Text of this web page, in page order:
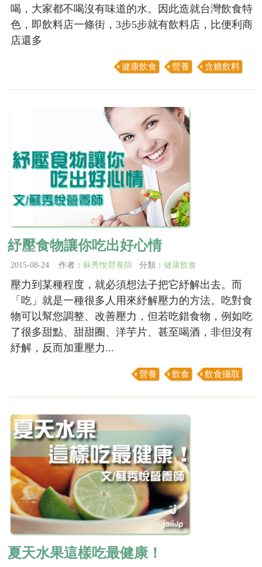
喝，大家都不喝沒有味道的水。因此造就台灣飲食特
色，即飲料店一條街，3步5步就有飲料店，比便利商
店還多
健康飲食 營養 含糖飲料
紓壓食物讓你吃出好心情
2015-08-24 作者： 蘇秀悅營養師 分類： 健康飲食
壓力到某種程度，就必須想法子把它紓解出去。而
「吃」就是一種很多人用來紓解壓力的方法。吃對食
物可以幫您調整、改善壓力，但若吃錯食物，例如吃
了很多甜點、甜甜圈、洋芋片、甚至喝酒，非但沒有
紓解，反而加重壓力...
營養 飲食 飲食攝取
夏天水果這樣吃最健康！